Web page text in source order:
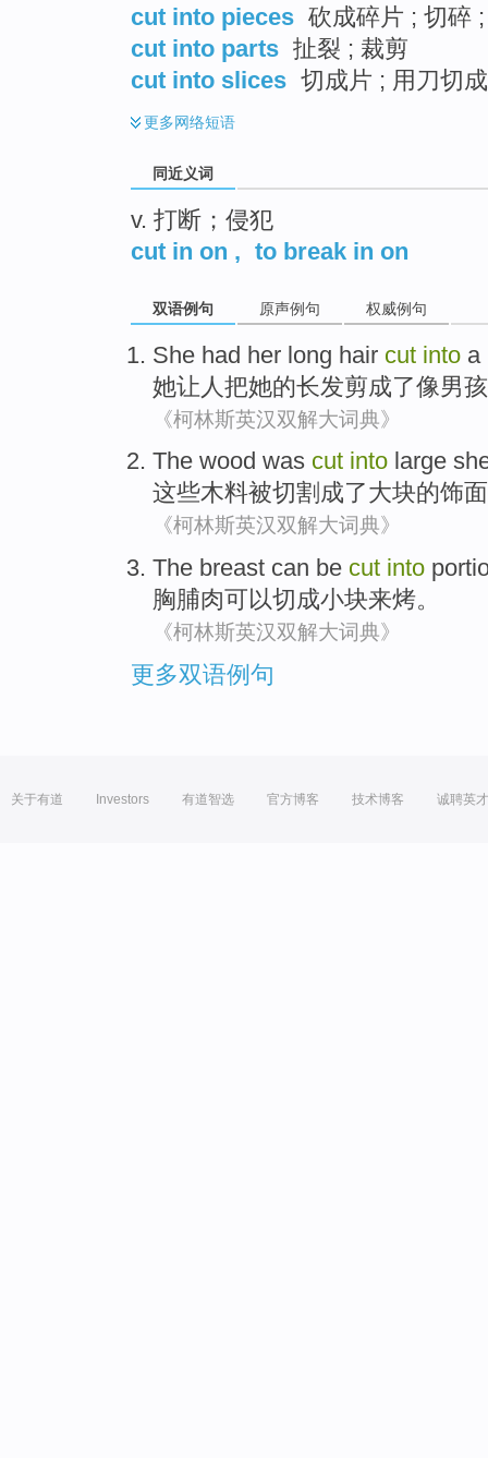
cut into pieces 砍成碎片 ; 切碎
cut into parts 扯裂 ; 裁剪
cut into slices 切成片 ; 用刀切
更多网络短语
同近义词
v. 打断；侵犯
cut in on , to break in on
双语例句 原声例句 权威例句
She had her long hair cut into a
她让人把她的长发剪成了像男
《柯林斯英汉双解大词典》
The wood was cut into large
这些木料被切割 成了大块的饰
《柯林斯英汉双解大词典》
The breast can be cut into
胸脯肉可以切成小块来烤。
《柯林斯英汉双解大词典》
更多双语例句
关于有道 Investors 有道智选 官方博客 技术博客 诚聘英才